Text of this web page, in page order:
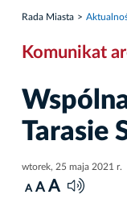
Rada Miasta
Komunikat
Tarasie
wtorek, 25 maja 2021 r.
A A A